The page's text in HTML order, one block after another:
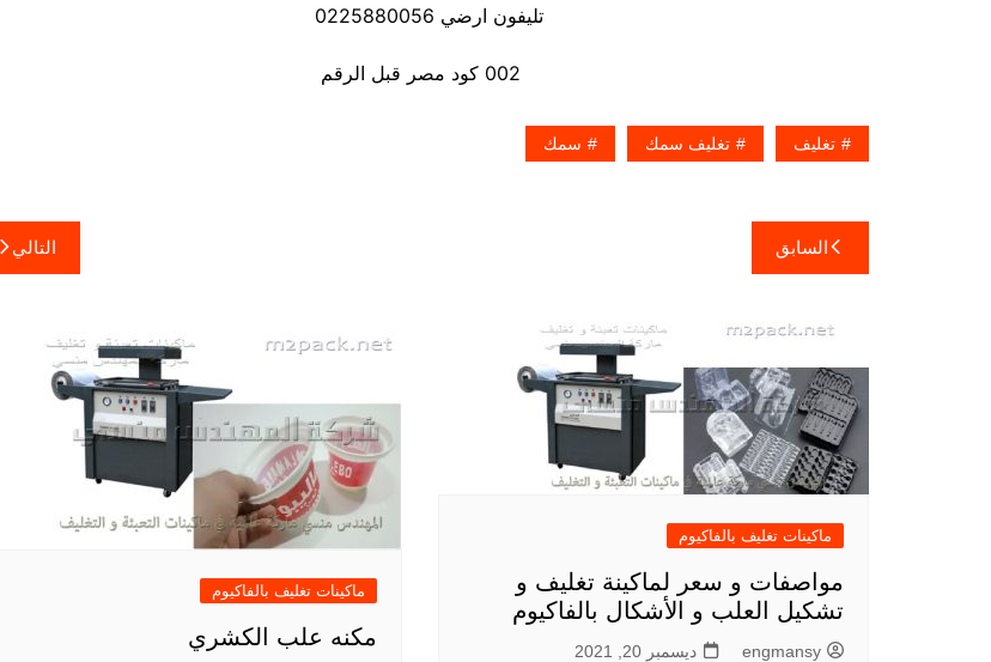
تليفون ارضي 0225880056
002 كود مصر قبل الرقم
تغليف تغليف سمك سمك
تصفّح
المقالات
السابق التالي
ماكينات تغليف بالفاكيوم
مواصفات و سعر لماكينة تغليف و
تشكيل العلب و الأشكال بالفاكيوم
engmansy ديسمبر 20, 2021
ماكينات تغليف بالفاكيوم
مكنه علب الكشري